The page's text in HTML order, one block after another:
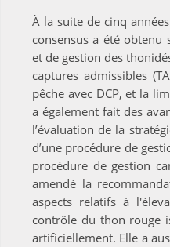
À la suite de cinq
consensus a été
et de gestion des
captures admissibles
pêche avec DCP, et la
a également fait des
l’évaluation de la
d’une procédure de
procédure de gestion
amendé la
aspects relatifs à
contrôle du thon rouge
artificiellement. Elle a